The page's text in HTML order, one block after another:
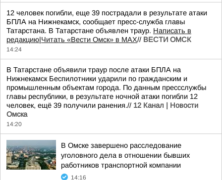
12 человек погибли, еще 39 пострадали в результате атаки
БПЛА на Нижнекамск, сообщает пресс-служба главы
Татарстана. В Татарстане объявлен траур. Написать в
редакцию|Читать «Вести Омск» в MAX// ВЕСТИ ОМСК
14:24
В Татарстане объявили траур после атаки БПЛА на
Нижнекамск Беспилотники ударили по гражданским и
промышленным объектам города. По данным прессслужбы
главы республики, в результате ночной атаки погибли 12
человек, ещё 39 получили ранения.// 12 Канал | Новости
Омска
14:20
В Омске завершено расследование
уголовного дела в отношении бывших
работников транспортной компании
14:16